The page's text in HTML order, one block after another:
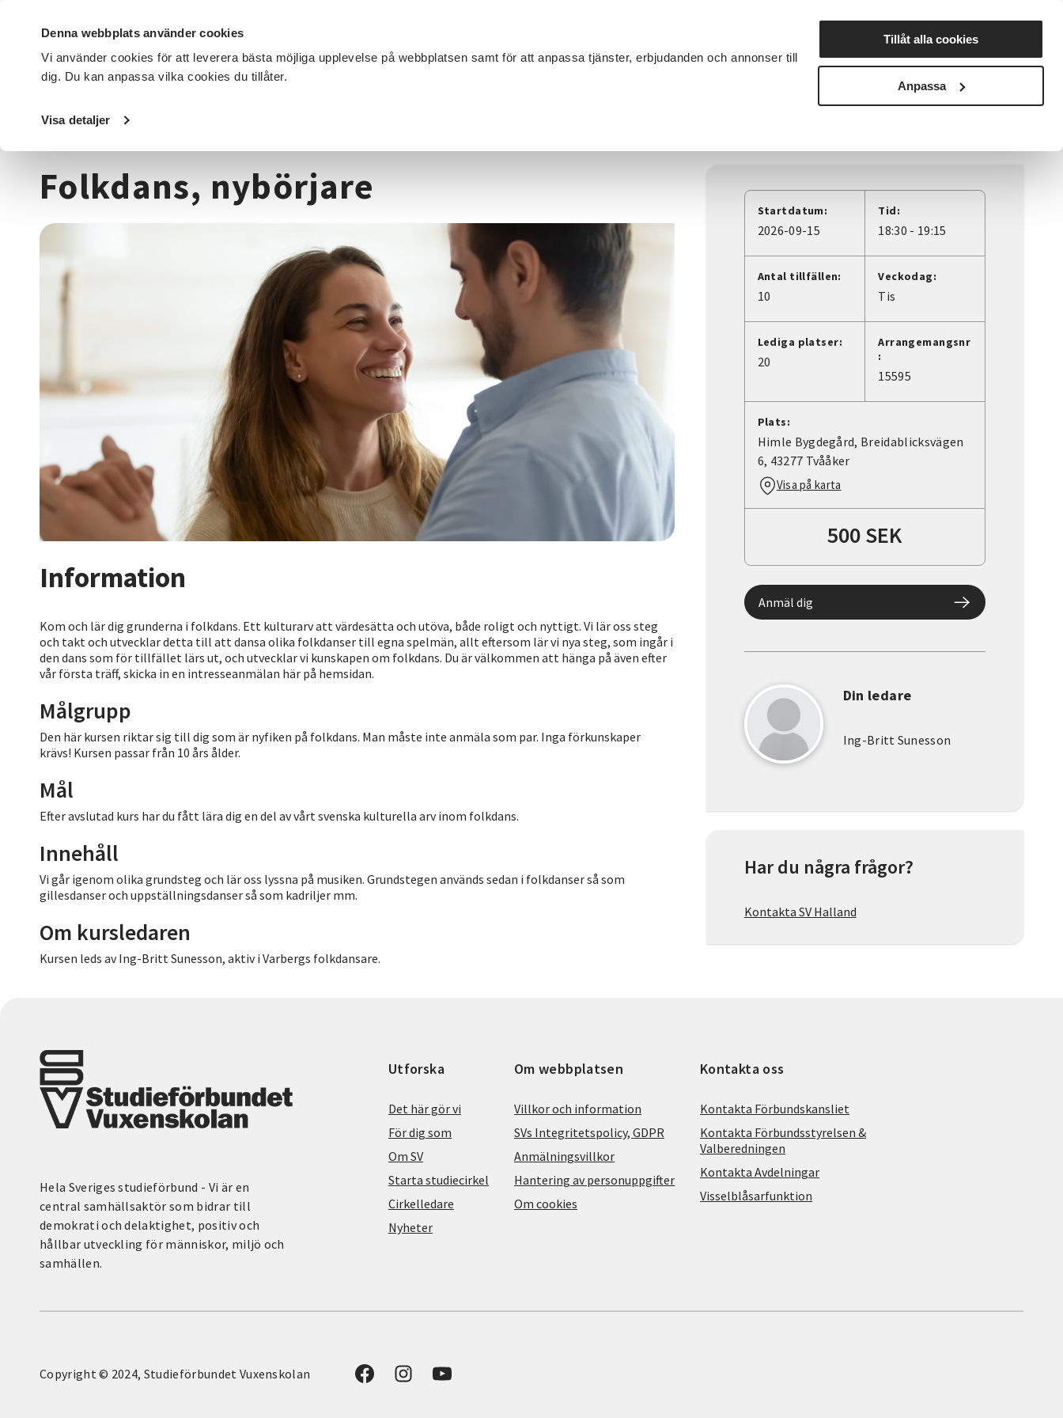
Denna webbplats använder cookies
Vi använder cookies för att leverera bästa möjliga upplevelse på webbplatsen samt för att anpassa tjänster, erbjudanden och annonser till
dig. Du kan anpassa vilka cookies du tillåter.
Visa detaljer
Tillåt alla cookies
Anpassa
DET HÄR GÖR VI FÖR DIG SOM SÖK KURSER OCH EVENEMANG Nyheter Avdelningar
Startsida / Kurser och evenemang
Folkdans, nybörjare
Information
Kom och lär dig grunderna i folkdans. Ett kulturarv att värdesätta och utöva, både roligt och nyttigt. Vi lär oss steg
och takt och utvecklar detta till att dansa olika folkdanser till egna spelmän, allt eftersom lär vi nya steg, som ingår i
den dans som för tillfället lärs ut, och utvecklar vi kunskapen om folkdans. Du är välkommen att hänga på även efter
vår första träff, skicka in en intresseanmälan här på hemsidan.
Målgrupp
Den här kursen riktar sig till dig som är nyfiken på folkdans. Man måste inte anmäla som par. Inga förkunskaper
krävs! Kursen passar från 10 års ålder.
Mål
Efter avslutad kurs har du fått lära dig en del av vårt svenska kulturella arv inom folkdans.
Innehåll
Vi går igenom olika grundsteg och lär oss lyssna på musiken. Grundstegen används sedan i folkdanser så som
gillesdanser och uppställningsdanser så som kadriljer mm.
Om kursledaren
Kursen leds av Ing-Britt Sunesson, aktiv i Varbergs folkdansare.
Startdatum:
2026-09-15
Tid:
18:30 - 19:15
Antal tillfällen:
10
Veckodag:
Tis
Lediga platser:
20
Arrangemangsnr
:
15595
Plats:
Himle Bygdegård, Breidablicksvägen
6, 43277 Tvååker
Visa på karta
500 SEK
Anmäl dig
Din ledare
Ing-Britt Sunesson
Har du några frågor?
Kontakta SV Halland
Hela Sveriges studieförbund - Vi är en
central samhällsaktör som bidrar till
demokrati och delaktighet, positiv och
hållbar utveckling för människor, miljö och
samhällen.
Utforska
Det här gör vi
För dig som
Om SV
Starta studiecirkel
Cirkelledare
Nyheter
Om webbplatsen
Villkor och information
SVs Integritetspolicy, GDPR
Anmälningsvillkor
Hantering av personuppgifter
Om cookies
Kontakta oss
Kontakta Förbundskansliet
Kontakta Förbundsstyrelsen &
Valberedningen
Kontakta Avdelningar
Visselblåsarfunktion
Copyright © 2024, Studieförbundet Vuxenskolan